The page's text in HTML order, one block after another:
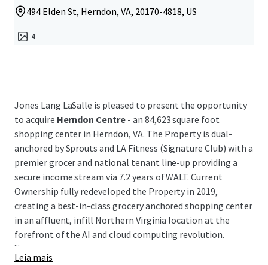
494 Elden St, Herndon, VA, 20170-4818, US
4
Jones Lang LaSalle is pleased to present the opportunity
to acquire Herndon Centre - an 84,623 square foot
shopping center in Herndon, VA. The Property is dual-
anchored by Sprouts and LA Fitness (Signature Club) with a
premier grocer and national tenant line-up providing a
secure income stream via 7.2 years of WALT. Current
Ownership fully redeveloped the Property in 2019,
creating a best-in-class grocery anchored shopping center
in an affluent, infill Northern Virginia location at the
forefront of the AI and cloud computing revolution.
...
Leia mais